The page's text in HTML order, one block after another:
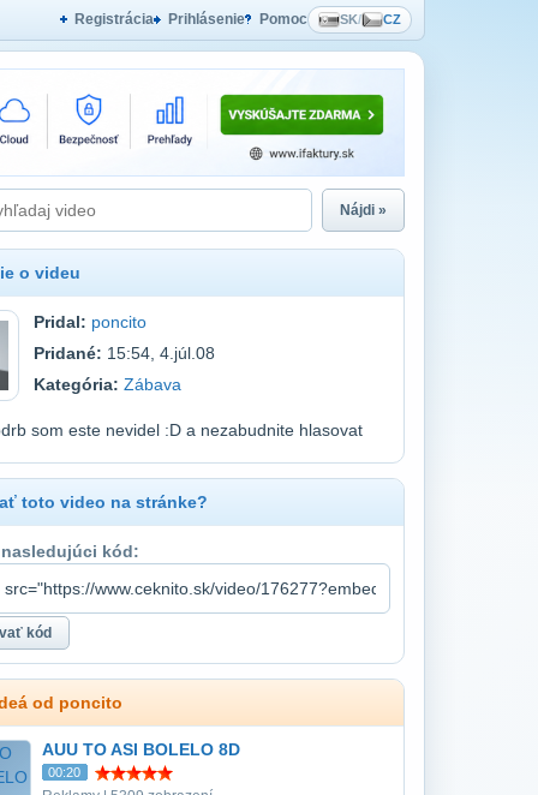
Registrácia Prihlásenie Pomoc SK/ CZ
Nájdi »
o videu
Pridal: poncito
Pridané: 15:54, 4.júl.08
Kategória: Zábava
som este nevidel :D a nezabudnite hlasovat
toto video na stránke?
kód:
od poncito
AUU TO ASI BOLELO 8D
00:20